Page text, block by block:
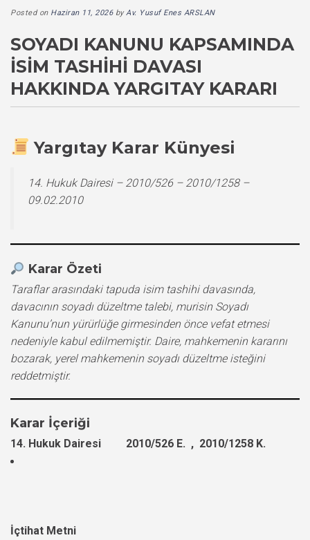
Posted on Haziran 11, 2026byAv. Yusuf Enes ARSLAN
SOYADI KANUNU KAPSAMINDA
İSIM TASHIHI DAVASI
HAKKINDA YARGITAY KARARI
Yargıtay Karar Künyesi
14. Hukuk Dairesi – 2010/526 – 2010/1258 –
09.02.2010
Karar Özeti
Taraflar arasındaki tapuda isim tashihi davasında,
davacının soyadı düzeltme talebi, murisin Soyadı
Kanunu’nun yürürlüğe girmesinden önce vefat etmesi
nedeniyle kabul edilmemiştir. Daire, mahkemenin kararını
bozarak, yerel mahkemenin soyadı düzeltme isteğini
reddetmiştir.
Karar İçeriği
14. Hukuk Dairesi 2010/526 E. , 2010/1258 K.
İçtihat Metni